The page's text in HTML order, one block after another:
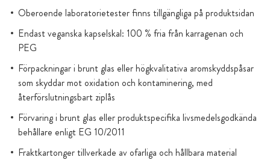
Oberoende laboratorietester finns tillgängliga på produktsidan
Endast veganska kapselskal: 100 % fria från karragenan och
PEG
Förpackningar i brunt glas eller högkvalitativa aromskyddspåsar
som skyddar mot oxidation och kontaminering, med
återförslutningsbart ziplås
Förvaring i brunt glas eller produktspecifika livsmedelsgodkända
behållare enligt EG 10/2011
Fraktkartonger tillverkade av ofarliga och hållbara material